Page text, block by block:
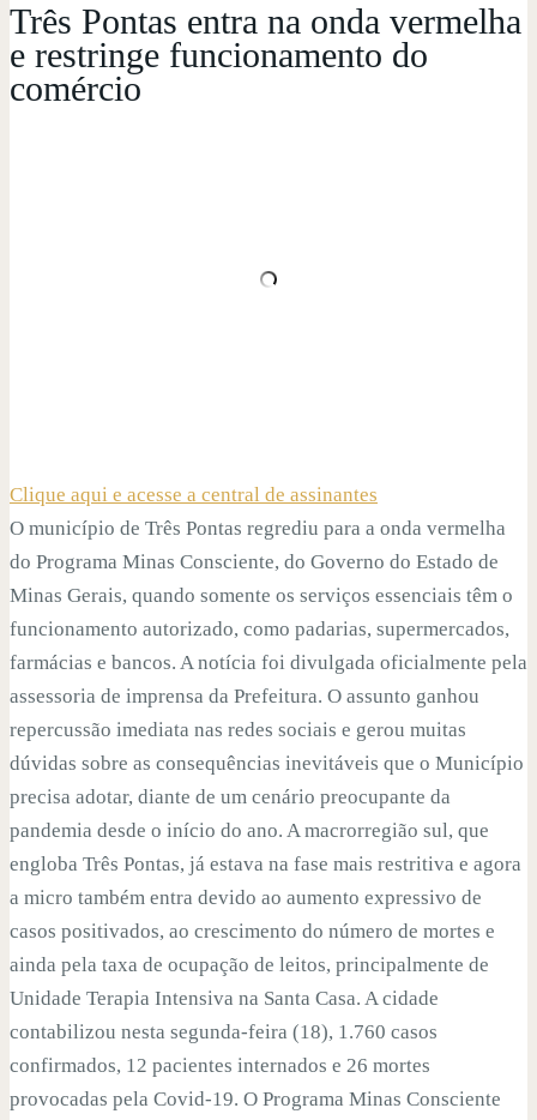
Três Pontas entra na onda vermelha
e restringe funcionamento do
comércio
Clique aqui e acesse a central de assinantes
O município de Três Pontas regrediu para a onda vermelha
do Programa Minas Consciente, do Governo do Estado de
Minas Gerais, quando somente os serviços essenciais têm o
funcionamento autorizado, como padarias, supermercados,
farmácias e bancos. A notícia foi divulgada oficialmente pela
assessoria de imprensa da Prefeitura. O assunto ganhou
repercussão imediata nas redes sociais e gerou muitas
dúvidas sobre as consequências inevitáveis que o Município
precisa adotar, diante de um cenário preocupante da
pandemia desde o início do ano. A macrorregião sul, que
engloba Três Pontas, já estava na fase mais restritiva e agora
a micro também entra devido ao aumento expressivo de
casos positivados, ao crescimento do número de mortes e
ainda pela taxa de ocupação de leitos, principalmente de
Unidade Terapia Intensiva na Santa Casa. A cidade
contabilizou nesta segunda-feira (18), 1.760 casos
confirmados, 12 pacientes internados e 26 mortes
provocadas pela Covid-19. O Programa Minas Consciente